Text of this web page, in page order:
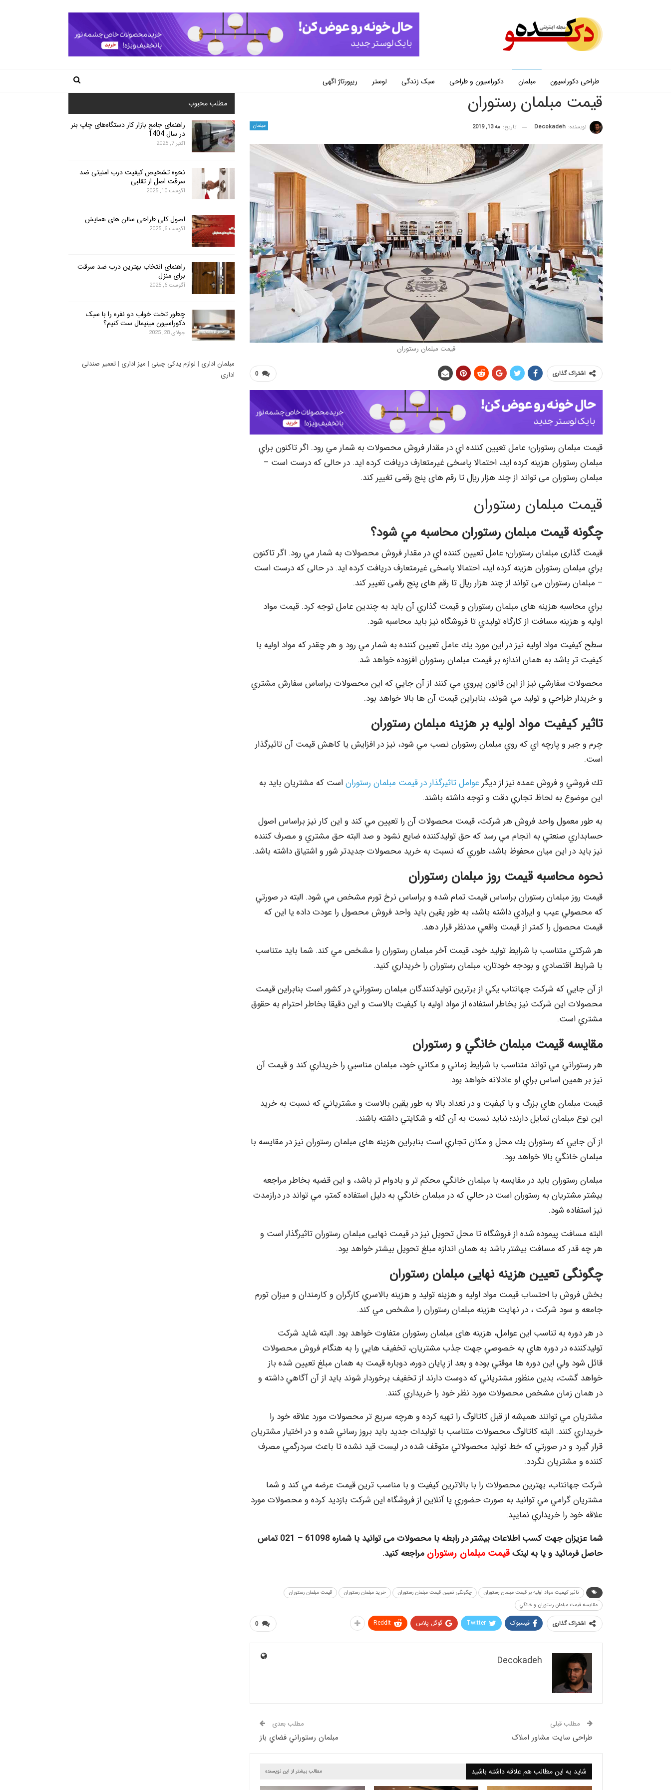
طراحی دکوراسیون مبلمان دکوراسیون و طراحی سبک زندگی لوستر ریپورتاژ اگهی
قيمت مبلمان رستوران
مبلمان نویسنده: Decokadeh تاریخ: مه 13, 2019
قيمت مبلمان رستوران
0 اشتراک گذاری
قيمت مبلمان رستوران؛ عامل تعيين كننده اي در مقدار فروش محصولات به شمار مي رود. اگر تاکنون براي
مبلمان رستوران هزینه کرده اید، احتمالا پاسخی غیرمتعارف دریافت کرده اید. در حالی که درست است –
مبلمان رستوران می تواند از چند هزار ريال تا رقم های پنج رقمی تغيير كند.
قيمت مبلمان رستوران
چگونه قيمت مبلمان رستوران محاسبه مي شود؟
قيمت گذاری مبلمان رستوران؛ عامل تعيين كننده اي در مقدار فروش محصولات به شمار مي رود. اگر تاکنون
براي مبلمان رستوران هزینه کرده اید، احتمالا پاسخی غیرمتعارف دریافت کرده اید. در حالی که درست است
– مبلمان رستوران می تواند از چند هزار ريال تا رقم های پنج رقمی تغيير كند.
براي محاسبه هزینه های مبلمان رستوران و قيمت گذاري آن بايد به چندين عامل توجه كرد. قيمت مواد
اوليه و هزينه مسافت از كارگاه توليدي تا فروشگاه نيز بايد محاسبه شود.
سطح كيفيت مواد اوليه نيز در اين مورد يك عامل تعيين كننده به شمار مي رود و هر چقدر كه مواد اوليه با
كيفيت تر باشد به همان اندازه بر قيمت مبلمان رستوران افزوده خواهد شد.
محصولات سفارشي نيز از اين قانون پيروي مي كنند از آن جايي كه اين محصولات براساس سفارش مشتري
و خريدار طراحي و توليد مي شوند، بنابراين قيمت آن ها بالا خواهد بود.
تاثير كيفيت مواد اوليه بر هزینه مبلمان رستوران
چرم و جير و پارچه اي كه روي مبلمان رستوران نصب مي شود، نيز در افزايش يا كاهش قيمت آن تاثيرگذار
است.
تك فروشي و فروش عمده نيز از ديگر عوامل تاثيرگذار در قيمت مبلمان رستوراناست كه مشتريان بايد به
اين موضوع به لحاظ تجاري دقت و توجه داشته باشند.
به طور معمول واحد فروش هر شركت، قيمت محصولات‌ آن را تعيين مي كند و اين كار نيز براساس اصول
حسابداري صنعتي به انجام مي رسد كه حق توليدكننده ضايع نشود و صد البته حق مشتري و مصرف كننده
نيز بايد در اين ميان محفوظ باشد، طوري كه نسبت به خريد محصولات جديدتر شور و اشتياق داشته باشد.
نحوه محاسبه قيمت روز مبلمان رستوران
قيمت روز مبلمان رستوران براساس قيمت تمام شده و براساس نرخ تورم مشخص مي شود. البته در صورتي
كه محصولي عيب و ايرادي داشته باشد، به طور يقين بايد واحد فروش محصول را عودت داده يا اين كه
قيمت محصول را كمتر از قيمت واقعي مدنظر قرار دهد.
هر شركتي متناسب با شرايط توليد خود، قيمت آخر مبلمان رستوران را مشخص مي كند. شما بايد متناسب
با شرايط اقتصادي و بودجه خودتان، مبلمان رستوران را خريداري كنيد.
از آن جايي كه شركت جهانتاب يكي از برترين توليدكنندگان مبلمان رستوراني در كشور است بنابراين قيمت
محصولات اين شركت نيز بخاطر استفاده از مواد اوليه با كيفيت بالاست و اين دقيقا بخاطر احترام به حقوق
مشتري است.
مقايسه قيمت مبلمان خانگي و رستوران
هر رستوراني مي تواند متناسب با شرايط زماني و مكاني خود، مبلمان مناسبي را خريداري كند و قيمت آن
نيز بر همين اساس براي او عادلانه خواهد بود.
قيمت مبلمان هاي بزرگ و با كيفيت و در تعداد بالا به طور يقين بالاست و مشترياني كه نسبت به خريد
اين نوع مبلمان تمايل دارند؛ نبايد نسبت به آن گله و شكايتي داشته باشند.
از آن جايي كه رستوران يك محل و مكان تجاري است بنابراين هزینه های مبلمان رستوران نيز در مقايسه با
مبلمان خانگي بالا خواهد بود.
مبلمان رستوران بايد در مقايسه با مبلمان خانگي محكم تر و بادوام تر باشد، و اين قضيه بخاطر مراجعه
بيشتر مشتريان به رستوران است در حالي كه در مبلمان خانگي به دليل استفاده كمتر، مي تواند در درازمدت
نيز استفاده شود.
البته مسافت پيموده شده از فروشگاه تا محل تحويل نيز در قيمت نهایی مبلمان رستوران تاثيرگذار است و
هر چه قدر كه مسافت بيشتر باشد به همان اندازه مبلغ تحويل بيشتر خواهد بود.
چگونگی تعیین هزینه نهایی مبلمان رستوران
بخش فروش با احتساب قيمت مواد اوليه و هزينه توليد و هزينه بالاسري كارگران و كارمندان و ميزان تورم
جامعه و سود شركت ، در نهايت هزینه مبلمان رستوران را مشخص مي كند.
در هر دوره به تناسب اين عوامل، هزینه های مبلمان رستوران متفاوت خواهد بود. البته شايد شركت
توليدكننده در دوره هاي به خصوصي جهت جذب مشتريان، تخفيف هايي را به هنگام فروش محصولات
قائل شود ولي اين دوره ها موقتي بوده و بعد از پايان دوره، دوباره قيمت به همان مبلغ تعيين شده باز
خواهد گشت، بدين منظور مشترياني كه دوست دارند از تخفيف برخوردار شوند بايد از آن آگاهي داشته و
در همان زمان مشخص محصولات مورد نظر خود را خريداري كنند.
مشتريان مي توانند هميشه از قبل كاتالوگ را تهيه كرده و هرچه سريع تر محصولات مورد علاقه خود را
خريداري كنند. البته كاتالوگ محصولات متناسب با توليدات جديد بايد بروز رساني شده و در اختيار مشتريان
قرار گيرد و در صورتي كه خط توليد محصولاتي متوقف شده در ليست قيد نشده تا باعث سردرگمي مصرف
كننده و مشتريان نگردد.
شركت جهانتاب، بهترين محصولات را با بالاترين كيفيت و با مناسب ترين قيمت عرضه مي كند و شما
مشتريان گرامي مي توانيد به صورت حضوري يا آنلاين از فروشگاه اين شركت بازديد كرده و محصولات مورد
علاقه خود را خريداري نماييد.
شما عزیزان جهت کسب اطلاعات بیشتر در رابطه با محصولات
می توانید با شماره 61098 – 021 تماس
حاصل فرمائید و یا به لینکقيمت مبلمان رستوران مراجعه کنید.
تاثير كيفيت مواد اوليه بر قيمت مبلمان رستوران چگونگی تعیین قیمت مبلمان رستوران خرید مبلمان رستوران
قيمت مبلمان رستوران
مقايسه قيمت مبلمان رستوران و خانگي
0 اشتراک گذاری فیسبوک Twitter گوگل پلاس ReddIt
Decokadeh
مطلب قبلی
طراحی سایت مشاور املاک
مطلب بعدی
مبلمان رستوراني فضاي باز
شاید به این مطالب هم علاقه داشته باشید مطالب بیشتر از این نویسنده
مطلب محبوب
راهنمای جامع بازار کار دستگاه‌های چاپ بنر
در سال 1404
اکتبر 7, 2025
نحوه تشخیص کیفیت درب امنیتی ضد
سرقت اصل از تقلبی
آگوست 10, 2025
اصول کلی طراحی سالن های همایش
آگوست 6, 2025
راهنمای انتخاب بهترین درب ضد سرقت
برای منزل
آگوست 6, 2025
چطور تخت خواب دو نفره را با سبک
دکوراسیون مینیمال ست کنیم؟
جولای 28, 2025
مبلمان اداری | لوازم یدکی چینی | میز اداری | تعمیر صندلی
اداری